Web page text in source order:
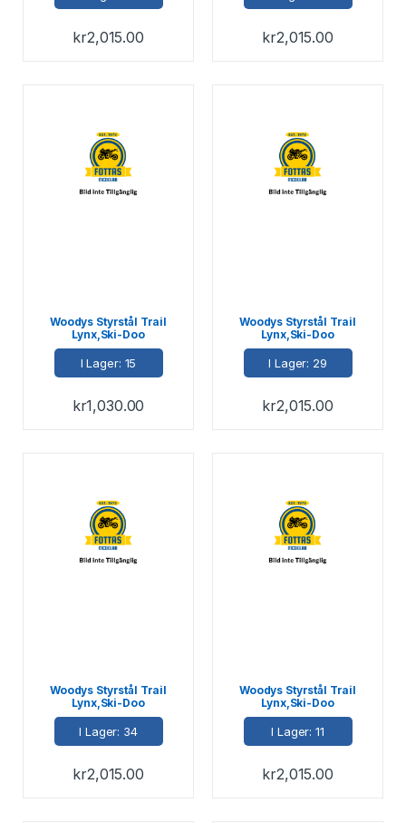
kr2,015.00 kr2,015.00
Woodys Styrstål Trail
Lynx,Ski-Doo
I Lager: 15
kr1,030.00
Woodys Styrstål Trail
Lynx,Ski-Doo
I Lager: 29
kr2,015.00
Woodys Styrstål Trail
Lynx,Ski-Doo
I Lager: 34
kr2,015.00
Woodys Styrstål Trail
Lynx,Ski-Doo
I Lager: 11
kr2,015.00